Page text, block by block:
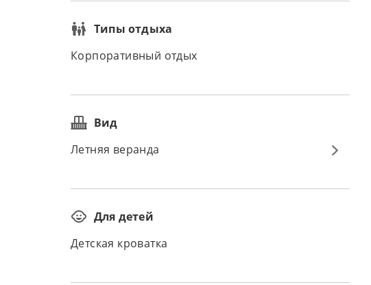
Типы отдыха
Корпоративный отдых
Вид
Летняя веранда
Для детей
Детская кроватка